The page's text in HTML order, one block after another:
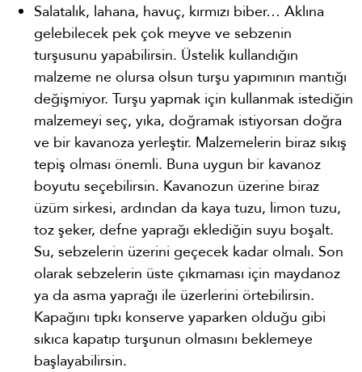
Salatalık, lahana, havuç, kırmızı biber… Aklına
gelebilecek pek çok meyve ve sebzenin
turşusunu yapabilirsin. Üstelik kullandığın
malzeme ne olursa olsun turşu yapımının mantığı
değişmiyor. Turşu yapmak için kullanmak istediğin
malzemeyi seç, yıka, doğramak istiyorsan doğra
ve bir kavanoza yerleştir. Malzemelerin biraz sıkış
tepiş olması önemli. Buna uygun bir kavanoz
boyutu seçebilirsin. Kavanozun üzerine biraz
üzüm sirkesi, ardından da kaya tuzu, limon tuzu,
toz şeker, defne yaprağı eklediğin suyu boşalt.
Su, sebzelerin üzerini geçecek kadar olmalı. Son
olarak sebzelerin üste çıkmaması için maydanoz
ya da asma yaprağı ile üzerlerini örtebilirsin.
Kapağını tıpkı konserve yaparken olduğu gibi
sıkıca kapatıp turşunun olmasını beklemeye
başlayabilirsin.